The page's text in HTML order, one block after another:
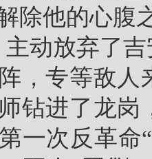
除他的心腹
主动放弃了
，专等敌人
钻进了龙
一次反革